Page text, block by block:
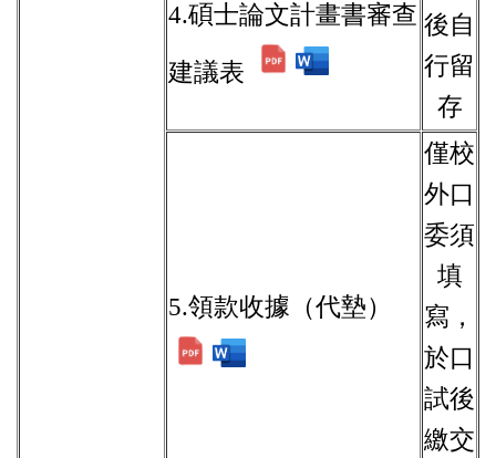
4.碩士論文計畫書審查
建議表
後自
行留
存
5.領款收據（代墊）
僅校
外口
委須
填
寫，
於口
試後
繳交